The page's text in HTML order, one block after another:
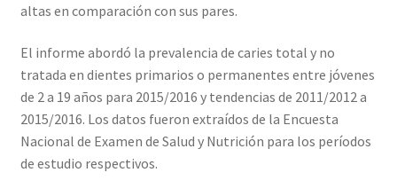
altas en comparación con sus pares.
El informe abordó la prevalencia de caries total y no
tratada en dientes primarios o permanentes entre jóvenes
de 2 a 19 años para 2015/2016 y tendencias de 2011/2012 a
2015/2016. Los datos fueron extraídos de la Encuesta
Nacional de Examen de Salud y Nutrición para los períodos
de estudio respectivos.